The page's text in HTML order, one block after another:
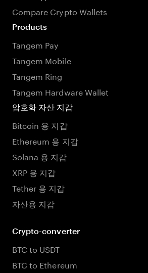
Compare Crypto Wallets
Products
Tangem Pay
Tangem Mobile
Tangem Ring
Tangem Hardware Wallet
암호화 자산 지갑
Bitcoin 용 지갑
Ethereum 용 지갑
Solana 용 지갑
XRP 용 지갑
Tether 용 지갑
자산용 지갑
Crypto-converter
BTC to USDT
BTC to Ethereum